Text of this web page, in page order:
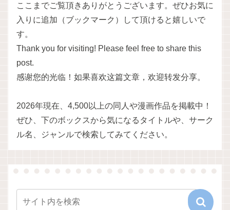
ここまでご覧頂きありがとうございます。ぜひお気に
入りに追加（ブックマーク）して頂けると嬉しいで
す。
Thank you for visiting! Please feel free to share this
post.
感谢您的光临！如果喜欢这篇文章，欢迎转发分享。
2026年現在、4,500以上の同人や漫画作品を掲載中！
ぜひ、下のボックスから気になるタイトルや、サーク
ル名、ジャンルで検索してみてください。